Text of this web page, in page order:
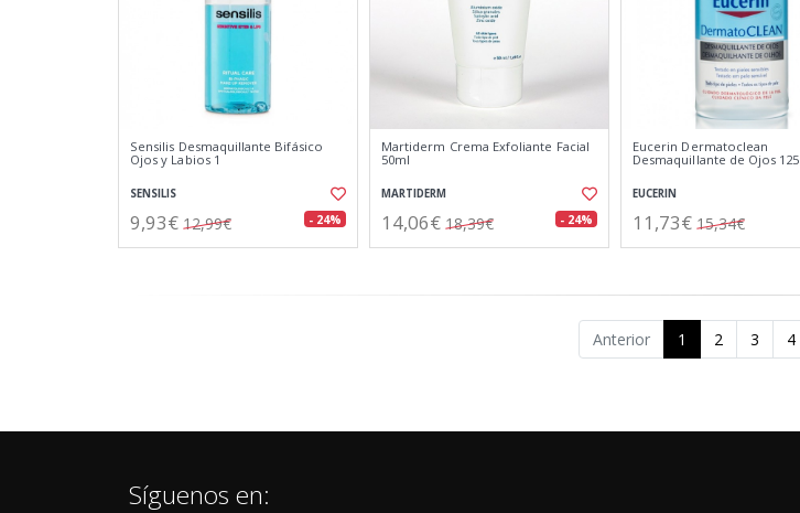
Sensilis Desmaquillante Bifásico
Ojos y Labios 1
SENSILIS
9,93€ 12,99€ - 24%
Martiderm Crema Exfoliante Facial
50ml
MARTIDERM
14,06€ 18,39€ - 24%
Eucerin Dermatoclean
Desmaquillante de Ojos 125
EUCERIN
11,73€ 15,34€
Anterior 1 2 3 4
Síguenos en: